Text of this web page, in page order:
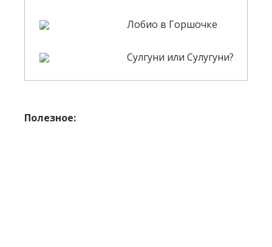
Лобио в Горшочке
Сулгуни или Сулугуни?
Полезное: